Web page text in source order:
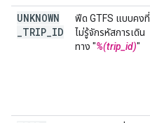
UNKNOWN
TRIP ID
ฟีด GTFS แบบคงที่
ไม่รู้จักรหัสการเดิน
ทาง "%(trip_id)"